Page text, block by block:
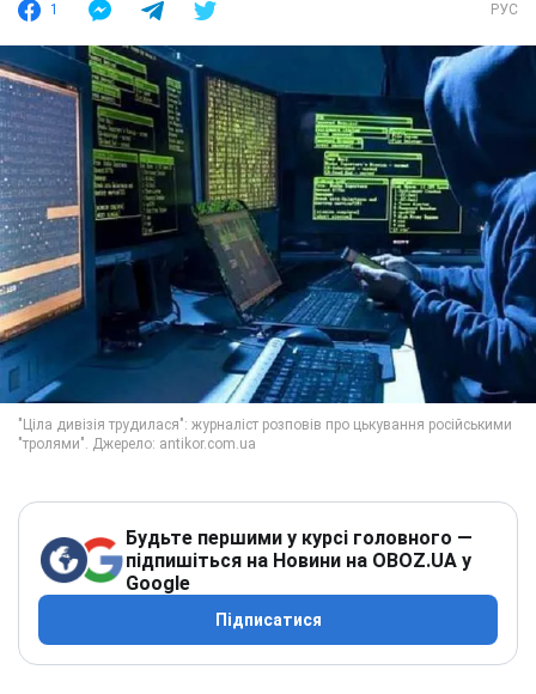
1 РУС
Будьте першими у курсі головного —
підпишіться на Новини на OBOZ.UA у
Google
Підписатися